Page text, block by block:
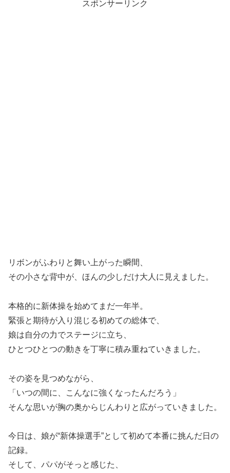
スポンサーリンク
リボンがふわりと舞い上がった瞬間、
その小さな背中が、ほんの少しだけ大人に見えました。
本格的に新体操を始めてまだ一年半。
緊張と期待が入り混じる初めての総体で、
娘は自分の力でステージに立ち、
ひとつひとつの動きを丁寧に積み重ねていきました。
その姿を見つめながら、
「いつの間に、こんなに強くなったんだろう」
そんな思いが胸の奥からじんわりと広がっていきました。
今日は、娘が“新体操選手”として初めて本番に挑んだ日の
記録。
そして、パパがそっと感じた、